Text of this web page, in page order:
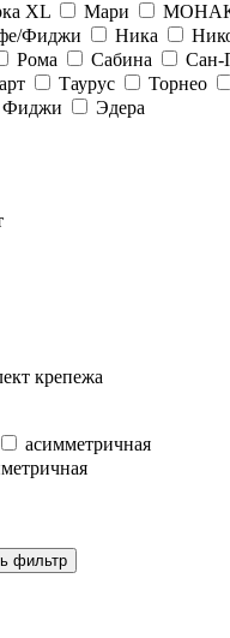
XL Мари
Фиджи
Ника
Рома Сабина
Сан-
Таурус
Торнео
Фиджи
Эдера
крепежа
асимметричная
фильтр